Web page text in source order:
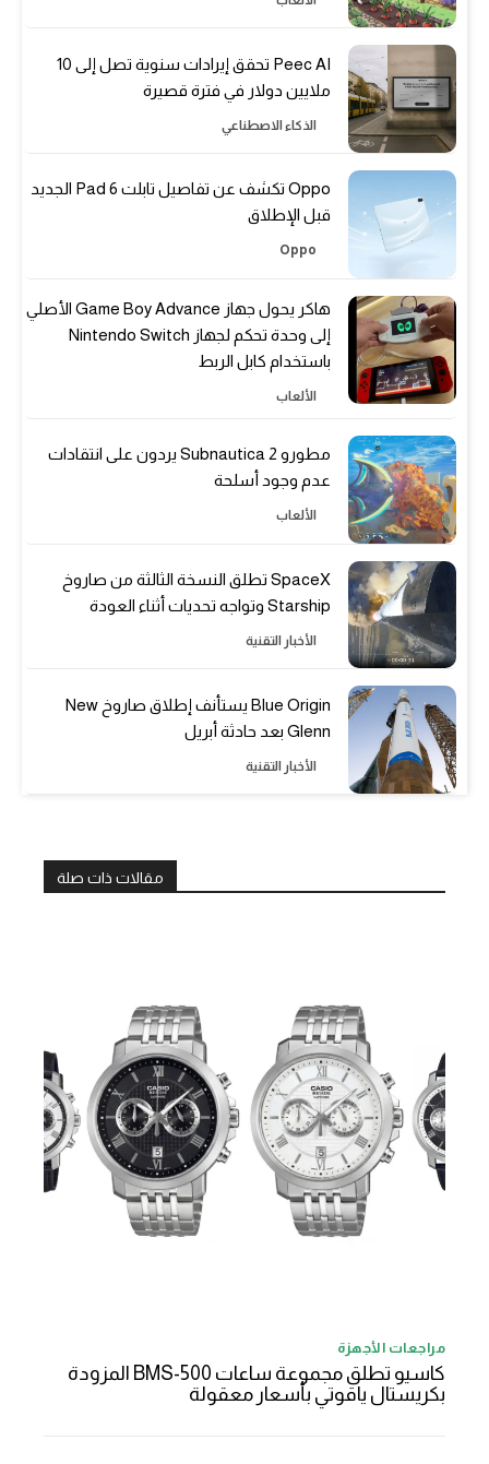
Peec AI تحقق إيرادات سنوية تصل إلى 10
ملايين دولار في فترة قصيرة
الذكاء الاصطناعي
Oppo تكشف عن تفاصيل تابلت Pad 6 الجديد
قبل الإطلاق
Oppo
هاكر يحول جهاز Game Boy Advance الأصلي
إلى وحدة تحكم لجهاز Nintendo Switch
باستخدام كابل الربط
الألعاب
مطورو Subnautica 2 يردون على انتقادات
عدم وجود أسلحة
الألعاب
SpaceX تطلق النسخة الثالثة من صاروخ
Starship وتواجه تحديات أثناء العودة
الأخبار التقنية
Blue Origin يستأنف إطلاق صاروخ New
Glenn بعد حادثة أبريل
الأخبار التقنية
مقالات ذات صلة
مراجعات الأجهزة
كاسيو تطلق مجموعة ساعات BMS-500 المزودة
بكريستال ياقوتي بأسعار معقولة